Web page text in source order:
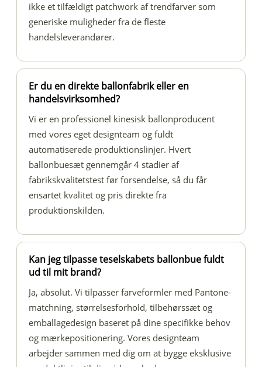
ikke et tilfældigt patchwork af trendfarver som
generiske muligheder fra de fleste
handelsleverandører.
Er du en direkte ballonfabrik eller en
handelsvirksomhed?
Vi er en professionel kinesisk ballonproducent
med vores eget designteam og fuldt
automatiserede produktionslinjer. Hvert
ballonbuesæt gennemgår 4 stadier af
fabrikskvalitetstest før forsendelse, så du får
ensartet kvalitet og pris direkte fra
produktionskilden.
Kan jeg tilpasse teselskabets ballonbue fuldt
ud til mit brand?
Ja, absolut. Vi tilpasser farveformler med Pantone-
matchning, størrelsesforhold, tilbehørssæt og
emballagedesign baseret på dine specifikke behov
og mærkepositionering. Vores designteam
arbejder sammen med dig om at bygge eksklusive